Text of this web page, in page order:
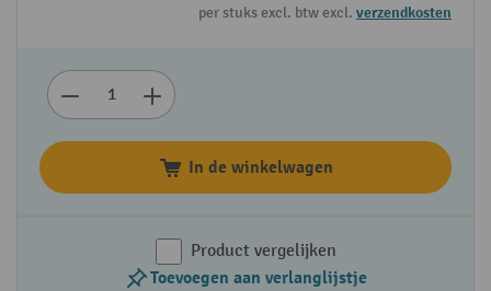
per stuks excl. btw excl. verzendkosten
In de winkelwagen
Product vergelijken
Toevoegen aan verlanglijstje